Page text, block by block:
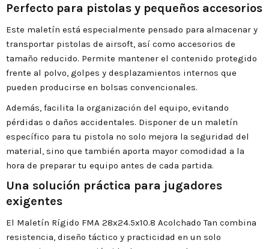
Perfecto para pistolas y pequeños accesorios
Este maletín está especialmente pensado para almacenar y
transportar pistolas de airsoft, así como accesorios de
tamaño reducido. Permite mantener el contenido protegido
frente al polvo, golpes y desplazamientos internos que
pueden producirse en bolsas convencionales.
Además, facilita la organización del equipo, evitando
pérdidas o daños accidentales. Disponer de un maletín
específico para tu pistola no solo mejora la seguridad del
material, sino que también aporta mayor comodidad a la
hora de preparar tu equipo antes de cada partida.
Una solución práctica para jugadores
exigentes
El Maletín Rígido FMA 28x24.5x10.8 Acolchado Tan combina
resistencia, diseño táctico y practicidad en un solo